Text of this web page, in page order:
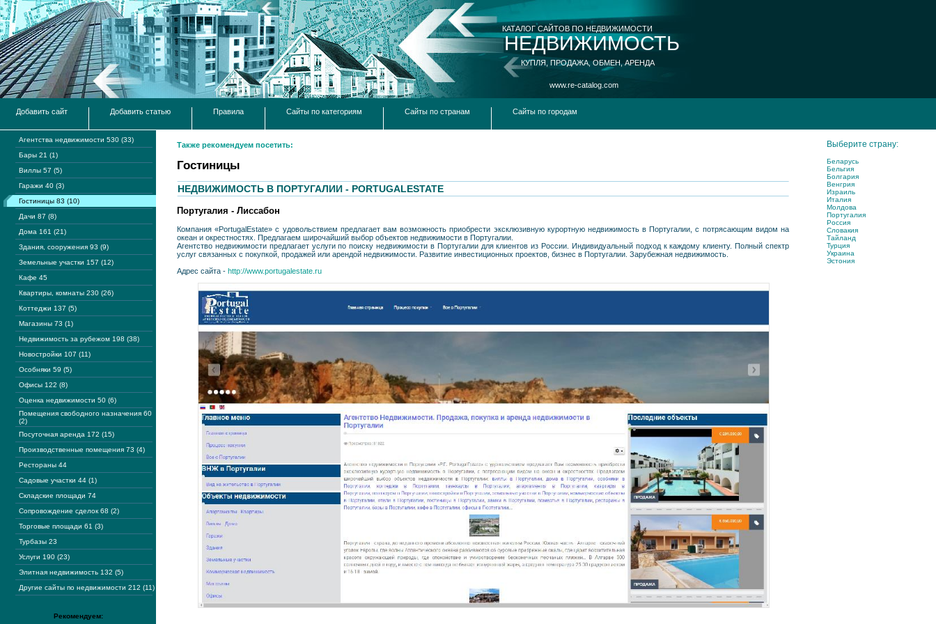
КАТАЛОГ САЙТОВ ПО НЕДВИЖИМОСТИ
НЕДВИЖИМОСТЬ
КУПЛЯ, ПРОДАЖА, ОБМЕН, АРЕНДА
www.re-catalog.com
Добавить сайт Добавить статью Правила Сайты по категориям Сайты по странам Сайты по городам
Агентства недвижимости 530 (33)
Бары 21 (1)
Виллы 57 (5)
Гаражи 40 (3)
Гостиницы 83 (10)
Дачи 87 (8)
Дома 161 (21)
Здания, сооружения 93 (9)
Земельные участки 157 (12)
Кафе 45
Квартиры, комнаты 230 (26)
Коттеджи 137 (5)
Магазины 73 (1)
Недвижимость за рубежом 198 (38)
Новостройки 107 (11)
Особняки 59 (5)
Офисы 122 (8)
Оценка недвижимости 50 (6)
Помещения свободного назначения 60
(2)
Посуточная аренда 172 (15)
Производственные помещения 73 (4)
Рестораны 44
Садовые участки 44 (1)
Складские площади 74
Сопровождение сделок 68 (2)
Торговые площади 61 (3)
Турбазы 23
Услуги 190 (23)
Элитная недвижимость 132 (5)
Другие сайты по недвижимости 212 (11)
Рекомендуем:
Также рекомендуем посетить:
Гостиницы
НЕДВИЖИМОСТЬ В ПОРТУГАЛИИ - PORTUGALESTATE
Португалия - Лиссабон
Компания «PortugalEstate» с удовольствием предлагает вам возможность приобрести эксклюзивную курортную недвижимость в Португалии, с потрясающим видом на
океан и окрестностях. Предлагаем широчайший выбор объектов недвижимости в Португалии.
Агентство недвижимости предлагает услуги по поиску недвижимости в Португалии для клиентов из России. Индивидуальный подход к каждому клиенту. Полный спектр
услуг связанных с покупкой, продажей или арендой недвижимости. Развитие инвестиционных проектов, бизнес в Португалии. Зарубежная недвижимость.
Адрес сайта - http://www.portugalestate.ru
Выберите страну:
Беларусь
Бельгия
Болгария
Венгрия
Израиль
Италия
Молдова
Португалия
Россия
Словакия
Тайланд
Турция
Украина
Эстония